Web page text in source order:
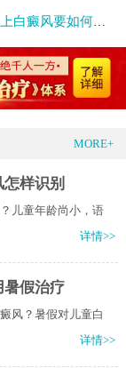
风要如何应对呢
MORE+
样识别
儿童年龄尚小，语
详情>>
暑假治疗
风？暑假对儿童白
详情>>